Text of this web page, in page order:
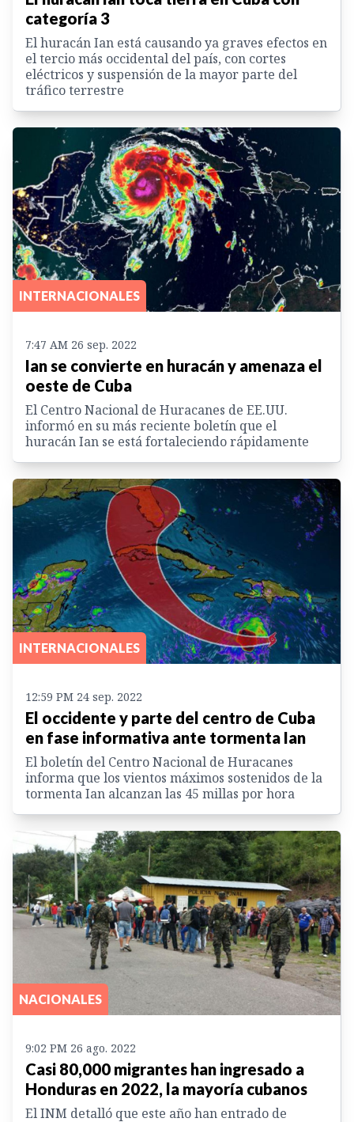
categoría 3
El huracán Ian está causando ya graves efectos en
el tercio más occidental del país, con cortes
eléctricos y suspensión de la mayor parte del
tráfico terrestre
INTERNACIONALES
7:47 AM 26 sep. 2022
Ian se convierte en huracán y amenaza el
oeste de Cuba
El Centro Nacional de Huracanes de EE.UU.
informó en su más reciente boletín que el
huracán Ian se está fortaleciendo rápidamente
INTERNACIONALES
12:59 PM 24 sep. 2022
El occidente y parte del centro de Cuba
en fase informativa ante tormenta Ian
El boletín del Centro Nacional de Huracanes
informa que los vientos máximos sostenidos de la
tormenta Ian alcanzan las 45 millas por hora
NACIONALES
9:02 PM 26 ago. 2022
Casi 80,000 migrantes han ingresado a
Honduras en 2022, la mayoría cubanos
El INM detalló que este año han entrado de